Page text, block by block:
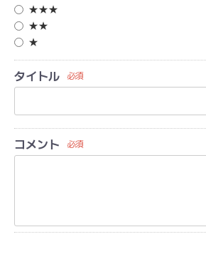
★★★
★★
★
タイトル 必須
コメント 必須